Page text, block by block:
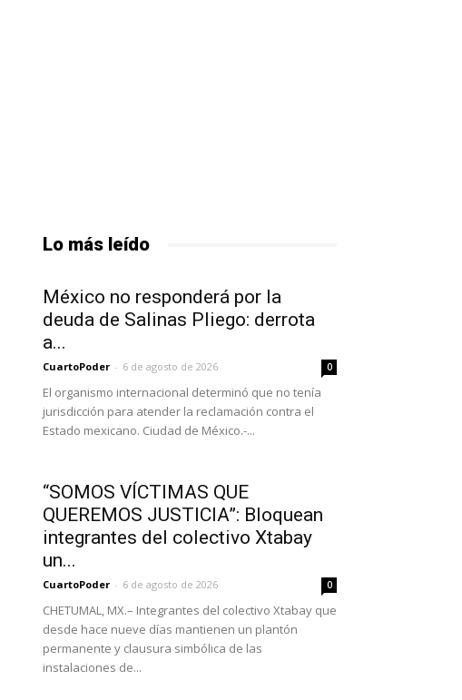
Lo más leído
México no responderá por la
deuda de Salinas Pliego: derrota
a...
CuartoPoder - 6 de agosto de 2026 0
El organismo internacional determinó que no tenía
jurisdicción para atender la reclamación contra el
Estado mexicano. Ciudad de México.-...
“SOMOS VÍCTIMAS QUE
QUEREMOS JUSTICIA”: Bloquean
integrantes del colectivo Xtabay
un...
CuartoPoder - 6 de agosto de 2026 0
CHETUMAL, MX.– Integrantes del colectivo Xtabay que
desde hace nueve días mantienen un plantón
permanente y clausura simbólica de las
instalaciones de...